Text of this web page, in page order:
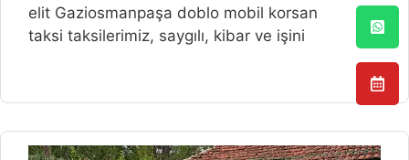
elit Gaziosmanpaşa doblo mobil korsan
taksi taksilerimiz, saygılı, kibar ve işini